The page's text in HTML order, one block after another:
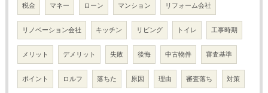
税金 マネー ローン マンション リフォーム会社
リノベーション会社 キッチン リビング トイレ 工事時期
メリット デメリット 失敗 後悔 中古物件 審査基準
ポイント ロルフ 落ちた 原因 理由 審査落ち 対策